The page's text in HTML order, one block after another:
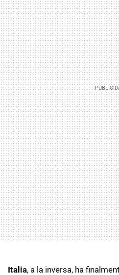
Italia, a la inversa, ha